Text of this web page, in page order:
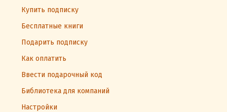
Купить подписку
Бесплатные книги
Подарить подписку
Как оплатить
Ввести подарочный код
Библиотека для компаний
Настройки